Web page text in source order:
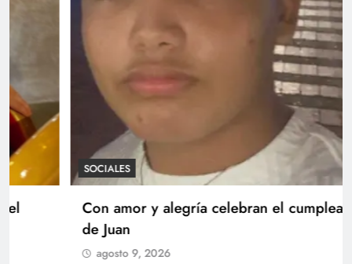
SOCIALES
Con amor y alegría celebran el cumpleaños
agosto 9, 2026